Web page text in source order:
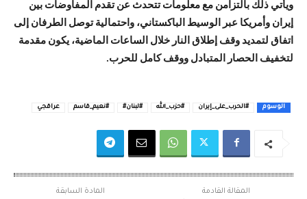
ويأتي ذلك بالتزامن مع معلومات تتحدث عن تقدم المفاوضات بين
إيران وأمريكا عبر الوسيط الباكستاني، واحتمالية توصل الطرفان إلى
اتفاق لتمديد وقف إطلاق النار خلال الساعات الماضية، يكون مقدمة
لتخفيف الحصار المتبادل ووقف كامل للحرب.
الوسوم #الحرب_على_إيران #حزب_الله #لبنان# #نعيم_قاسم عراقجي
المادة السابقة
المقالة القادمة